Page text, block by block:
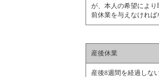
が、本人の希望によ
前休業を与えなければ
産後休業
産後8週間を経過しな